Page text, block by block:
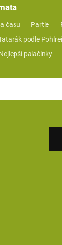
času Partie
podle
Nejlepší palačinky